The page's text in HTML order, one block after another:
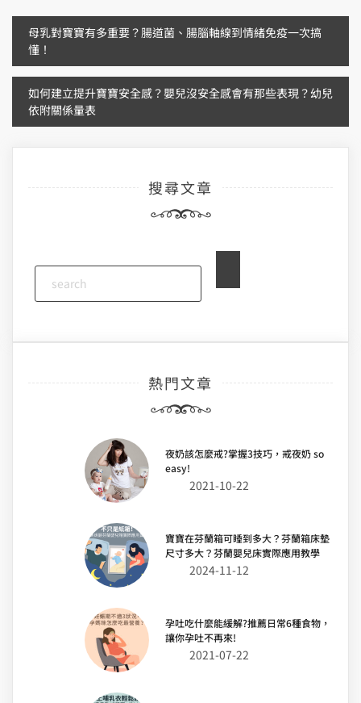
文
章
導
覽
母乳對寶寶有多重要？腸道菌、腸腦軸線到情緒免疫一次搞
懂！
如何建立提升寶寶安全感？嬰兒沒安全感會有那些表現？幼兒
依附關係量表
搜尋文章
熱門文章
夜奶該怎麼戒?掌握3技巧，戒夜奶 so
easy!
2021-10-22
寶寶在芬蘭箱可睡到多大？芬蘭箱床墊
尺寸多大？芬蘭嬰兒床實際應用教學
2024-11-12
孕吐吃什麼能緩解?推薦日常6種食物，
讓你孕吐不再來!
2021-07-22